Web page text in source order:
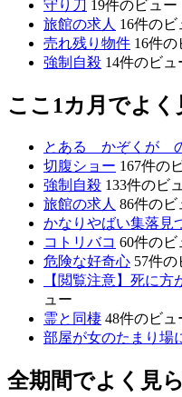
守り刀 19件のビュー
旅館の求人 16件のビ
売れ残り物件 16件の
強制自殺 14件のビュ
ここ1カ月でよ
とある かぞくが
切腹ショー 167件の
強制自殺 133件のビ
旅館の求人 86件のビ
かなりやばい集落見
コトリバコ 60件のビ
危険な好奇心 57件の
【閲覧注意】死に方
ュー
霊と同棲 48件のビュ
部屋が女のたまり場
全期間でよく見